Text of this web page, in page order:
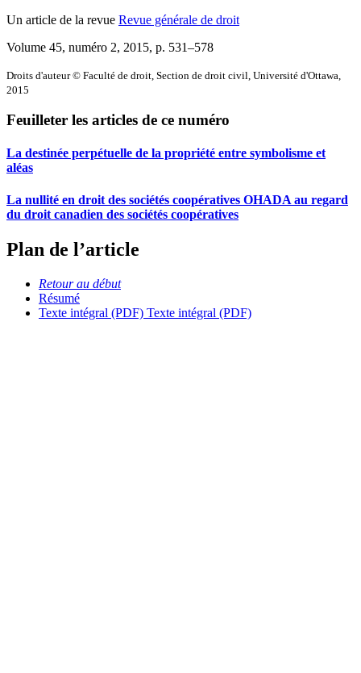
Un article de la revue Revue générale de droit
Volume 45, numéro 2, 2015, p. 531–578
Droits d'auteur © Faculté de droit, Section de droit civil, Université d'Ottawa,
2015
Feuilleter les articles de ce numéro
La destinée perpétuelle de la propriété entre symbolisme et
aléas
La nullité en droit des sociétés coopératives OHADA au regard
du droit canadien des sociétés coopératives
Plan de l’article
Retour au début
Résumé
Texte intégral (PDF) Texte intégral (PDF)